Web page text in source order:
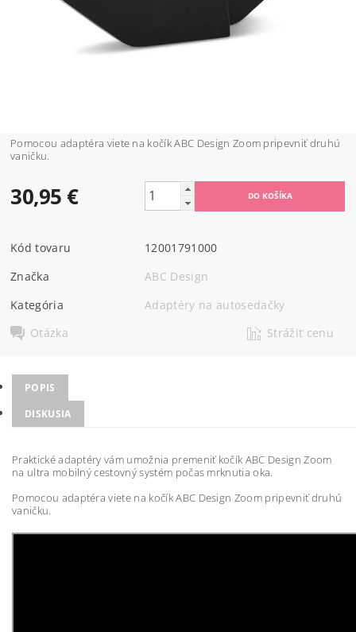
Pomocou adaptéra viete na kočík ABC Design Zoom pripevniť druhú
vaničku.
30,95 €
Kód tovaru
12001791000
Značka
ABC Design
Kategória
Adaptéry na autosedačky
Otázka
Strážiť cenu
POPIS
DISKUSIA
Praktické adaptéry vám umožnia premeniť kočík ABC Design Zoom
na ultra mobilný cestovný systém počas mrknutia oka.
Pomocou adaptéra viete na kočík ABC Design Zoom pripevniť druhú
vaničku.